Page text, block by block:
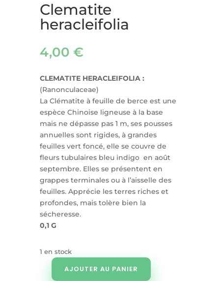
Clematite
heracleifolia
4,00 €
CLEMATITE HERACLEIFOLIA :
(Ranonculaceae)
La Clématite à feuille de berce est une
espèce Chinoise ligneuse à la base
mais ne dépasse pas 1 m, ses pousses
annuelles sont rigides, à grandes
feuilles vert foncé, elle se couvre de
fleurs tubulaires bleu indigo en août
septembre. Elles se présentent en
grappes terminales ou à l’aisselle des
feuilles. Apprécie les terres riches et
profondes, mais tolère bien la
sécheresse.
0,1 G
1 en stock
AJOUTER AU PANIER